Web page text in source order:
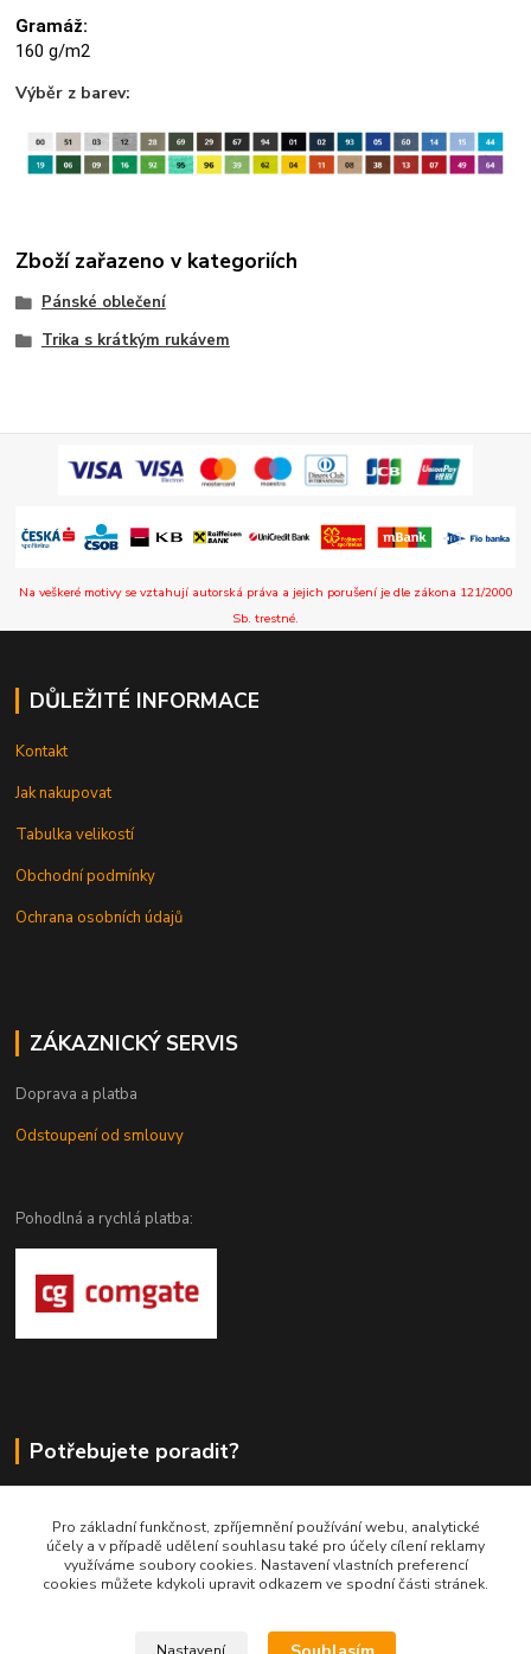
Gramáž:
160 g/m2
Výběr z barev:
Zboží zařazeno v kategoriích
Pánské oblečení
Trika s krátkým rukávem
Na veškeré motivy se vztahují autorská práva a jejich porušení je dle zákona 121/2000
Sb. trestné.
DŮLEŽITÉ INFORMACE
Kontakt
Jak nakupovat
Tabulka velikostí
Obchodní podmínky
Ochrana osobních údajů
ZÁKAZNICKÝ SERVIS
Doprava a platba
Odstoupení od smlouvy
Pohodlná a rychlá platba:
Potřebujete poradit?
+420 731 722 844
Pro základní funkčnost, zpříjemnění používání webu, analytické
účely a v případě udělení souhlasu také pro účely cílení reklamy
využíváme soubory cookies. Nastavení vlastních preferencí
cookies můžete kdykoli upravit odkazem ve spodní části stránek.